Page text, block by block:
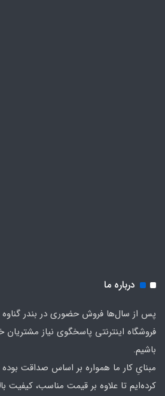
درباره ما
پس از سال‌ها فروش حضوری در بندر گناوه
فروشگاه اینترنتی پاسخگوی نیاز مشتریان
باشیم.
مبنایِ کار ما همواره بر اساس صداقت
کرده‌ایم تا علاوه بر قیمت مناسب، کیفیت